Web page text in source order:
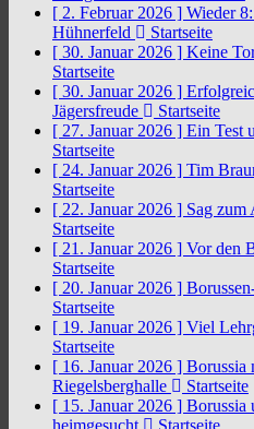
[ 2. Februar 2026 ] Wieder
Hühnerfeld
Startseite
[ 30. Januar 2026 ] Keine
Startseite
[ 30. Januar 2026 ]
Jägersfreude
Startseite
[ 27. Januar 2026 ] Ein Test
Startseite
[ 24. Januar 2026 ] Tim
Startseite
[ 22. Januar 2026 ] Sag zum
Startseite
[ 21. Januar 2026 ] Vor den
Startseite
[ 20. Januar 2026 ]
Startseite
[ 19. Januar 2026 ] Viel
Startseite
[ 16. Januar 2026 ] Borussia
Riegelsberghalle
Startseite
[ 15. Januar 2026 ] Borussia
heimgesucht
Startseite